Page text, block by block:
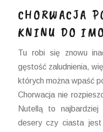
CHORWACJA
KNINU DO
Tu robi się znowu
gęstość zaludnienia,
których można wpaść
Chorwacja nie
Nutellą to
desery czy ciasta